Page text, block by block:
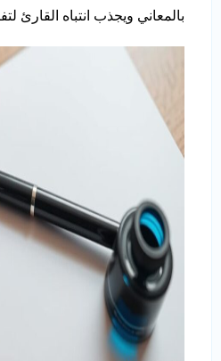
بالمعاني ويجذب انتباه القارئ